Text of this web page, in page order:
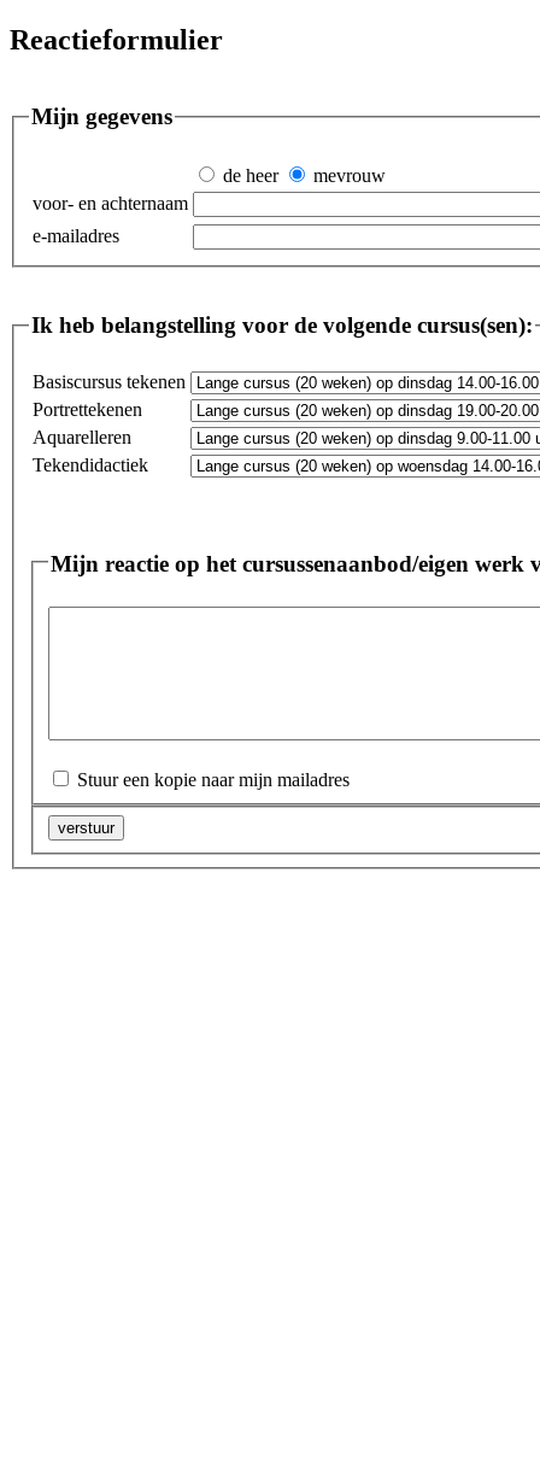
Reactieformulier
Mijn gegevens
de heer
mevrouw
voor- en achternaam
e-mailadres
Ik heb belangstelling voor de volgende cursus(sen):
Basiscursus tekenen
Portrettekenen
Aquarelleren
Tekendidactiek
Mijn reactie op het cursussenaanbod/eigen
Stuur een kopie naar mijn mailadres